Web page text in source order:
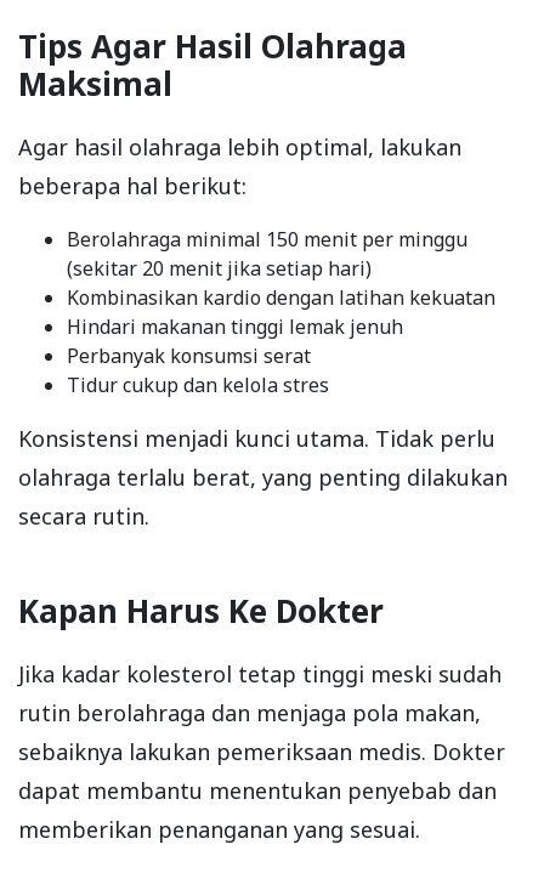
Tips Agar Hasil Olahraga
Maksimal
Agar hasil olahraga lebih optimal, lakukan
beberapa hal berikut:
Berolahraga minimal 150 menit per minggu
(sekitar 20 menit jika setiap hari)
Kombinasikan kardio dengan latihan kekuatan
Hindari makanan tinggi lemak jenuh
Perbanyak konsumsi serat
Tidur cukup dan kelola stres
Konsistensi menjadi kunci utama. Tidak perlu
olahraga terlalu berat, yang penting dilakukan
secara rutin.
Kapan Harus Ke Dokter
Jika kadar kolesterol tetap tinggi meski sudah
rutin berolahraga dan menjaga pola makan,
sebaiknya lakukan pemeriksaan medis. Dokter
dapat membantu menentukan penyebab dan
memberikan penanganan yang sesuai.